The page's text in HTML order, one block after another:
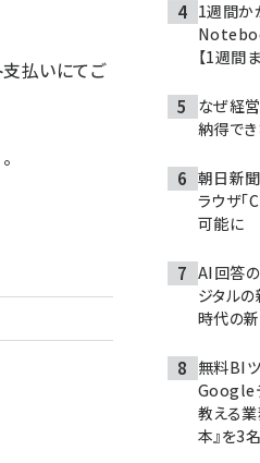
払いにてご
1週間か
【1週間
なぜ経
納得で
朝日新
ラウザ「
可能に
AI回答の
ジタルの
時代の新
無料BI
Google
教える
本』を3